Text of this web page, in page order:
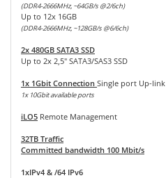
(DDR4-2666MHz, ~64GB/s @2/6ch)
Up to 12x 16GB
(DDR4-2666MHz, ~128GB/s @6/6ch)
2x 480GB SATA3 SSD
Up to 2x 2,5" SATA3/SAS3 SSD
1x 1Gbit Connection Single port Up-link
1x 10Gbit available ports
iLO5 Remote Management
32TB Traffic
Committed bandwidth 100 Mbit/s
1xIPv4 & /64 IPv6